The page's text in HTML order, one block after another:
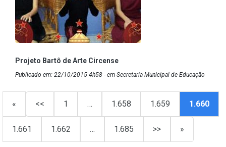
Projeto Bartô de Arte Circense
Publicado em: 22/10/2015 4h58 - em Secretaria Municipal de Educação
« << 1 … 1.658 1.659 1.660
1.661 1.662 … 1.685 >> »